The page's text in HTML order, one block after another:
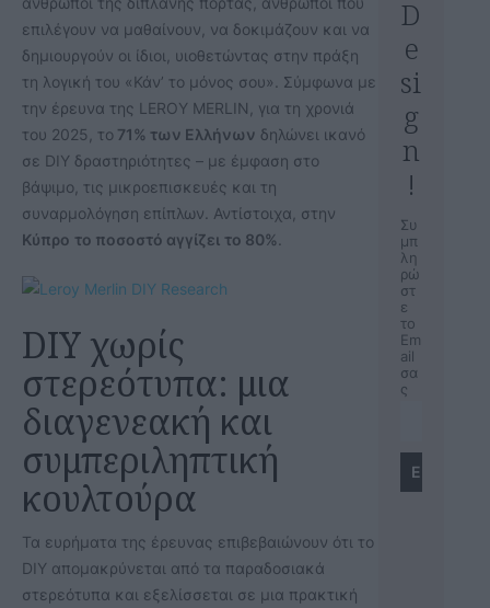
επιλέγουν να μαθαίνουν, να δοκιμάζουν και να
δημιουργούν οι ίδιοι, υιοθετώντας στην πράξη
τη λογική του «Κάν’ το μόνος σου». Σύμφωνα με
την έρευνα της LEROY MERLIN, για τη χρονιά
του 2025, το 71% των Ελλήνων δηλώνει ικανό
σε DIY δραστηριότητες – με έμφαση στο
βάψιμο, τις μικροεπισκευές και τη
συναρμολόγηση επίπλων. Αντίστοιχα, στην
Κύπρο το ποσοστό αγγίζει το 80%
DIY χωρίς
στερεότυπα: μια
διαγενεακή και
συμπεριληπτική
κουλτούρα
Τα ευρήματα της έρευνας επιβεβαιώνουν ότι το
DIY απομακρύνεται από τα παραδοσιακά
στερεότυπα και εξελίσσεται σε μια πρακτική
D
e
si
g
n
!
Συ
μπ
λη
ρώ
στ
ε
το
Em
ail
σα
ς